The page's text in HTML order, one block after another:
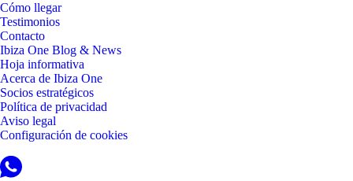
Cómo llegar
Testimonios
Contacto
Ibiza One Blog & News
Hoja informativa
Acerca de Ibiza One
Socios estratégicos
Política de privacidad
Aviso legal
Configuración de cookies